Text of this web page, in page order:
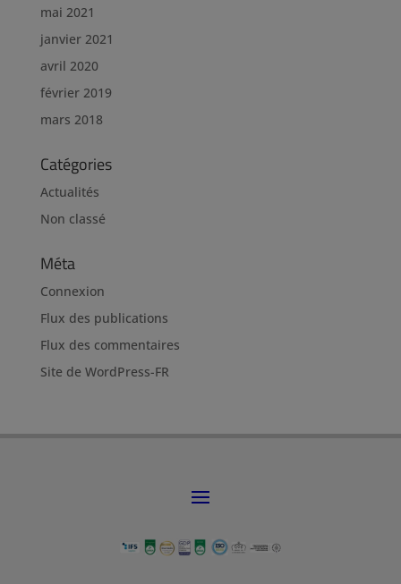
mai 2021
janvier 2021
avril 2020
février 2019
mars 2018
Catégories
Actualités
Non classé
Méta
Connexion
Flux des publications
Flux des commentaires
Site de WordPress-FR